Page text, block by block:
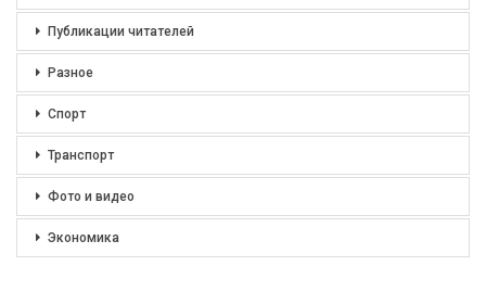
Публикации читателей
Разное
Спорт
Транспорт
Фото и видео
Экономика